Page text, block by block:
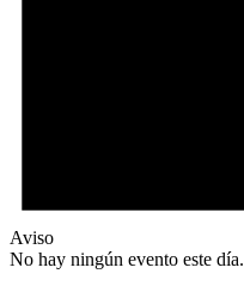
Aviso
No hay ningún evento este día.